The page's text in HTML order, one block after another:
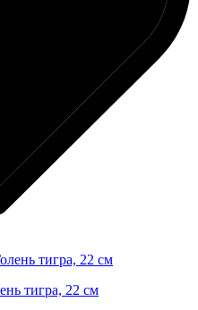
тигра, 22 см